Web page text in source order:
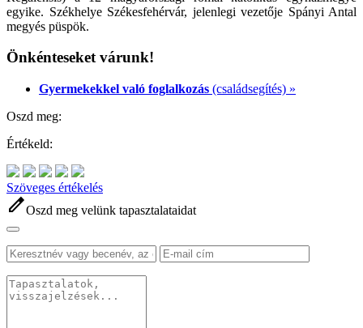
egyike. Székhelye Székesfehérvár, jelenlegi vezetője Spányi Antal
megyés püspök.
Önkénteseket várunk!
Gyermekekkel való foglalkozás (családsegítés) »
Oszd meg:
Értékeld:
Szöveges értékelés
editOszd meg velünk tapasztalataidat